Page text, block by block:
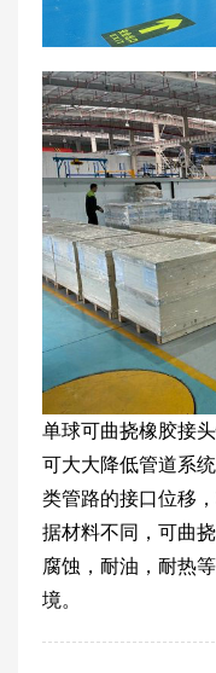
单球可曲挠橡胶接
可大大降低管道系
类管路的接口位移
据材料不同，可曲
腐蚀，耐油，耐热
境。